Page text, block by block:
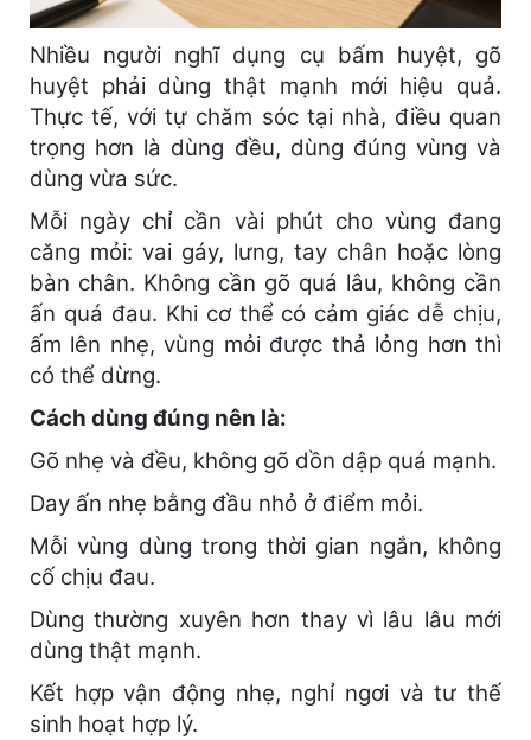
Nhiều người nghĩ dụng cụ bấm huyệt, gõ
huyệt phải dùng thật mạnh mới hiệu quả.
Thực tế, với tự chăm sóc tại nhà, điều quan
trọng hơn là dùng đều, dùng đúng vùng và
dùng vừa sức.
Mỗi ngày chỉ cần vài phút cho vùng đang
căng mỏi: vai gáy, lưng, tay chân hoặc lòng
bàn chân. Không cần gõ quá lâu, không cần
ấn quá đau. Khi cơ thể có cảm giác dễ chịu,
ấm lên nhẹ, vùng mỏi được thả lỏng hơn thì
có thể dừng.
Cách dùng đúng nên là:
Gõ nhẹ và đều, không gõ dồn dập quá mạnh.
Day ấn nhẹ bằng đầu nhỏ ở điểm mỏi.
Mỗi vùng dùng trong thời gian ngắn, không
cố chịu đau.
Dùng thường xuyên hơn thay vì lâu lâu mới
dùng thật mạnh.
Kết hợp vận động nhẹ, nghỉ ngơi và tư thế
sinh hoạt hợp lý.